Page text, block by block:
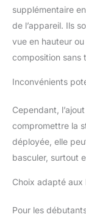
supplémentaire
de l’appareil. Ils
vue en hauteur
composition sans
Inconvénients
Cependant,
compromettre la
déployée, elle
basculer, surtout
Choix adapté aux
Pour les